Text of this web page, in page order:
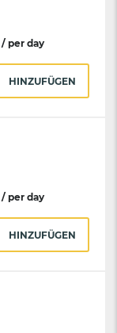
/ per day
HINZUFÜGEN
/ per day
HINZUFÜGEN